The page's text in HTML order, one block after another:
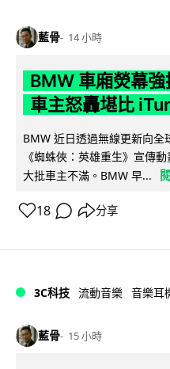
藍骨 14 小時
BMW 車廂熒幕
車主怒轟堪比
BMW 近日透過無線更新向
《蜘蛛俠：英雄重生》宣傳
大批車主不滿。BMW 早...
18 分享
3C科技 流動音樂 音樂耳
藍骨 15 小時